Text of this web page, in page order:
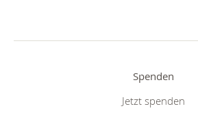
Spenden
Jetzt spenden